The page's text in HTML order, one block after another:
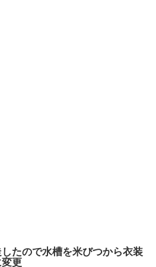
たので水槽を米びつから衣装
更